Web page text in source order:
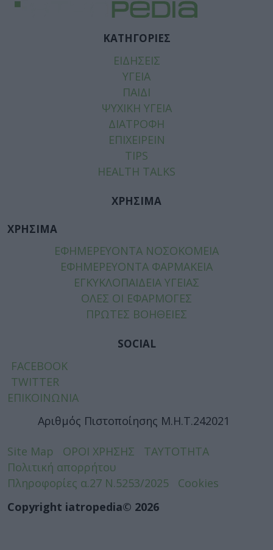
ΚΑΤΗΓΟΡΙΕΣ
ΕΙΔΗΣΕΙΣ
ΥΓΕΙΑ
ΠΑΙΔΙ
ΨΥΧΙΚΗ ΥΓΕΙΑ
ΔΙΑΤΡΟΦΗ
ΕΠΙΧΕΙΡΕΙΝ
TIPS
HEALTH TALKS
ΧΡΗΣΙΜΑ
ΧΡΗΣΙΜΑ
ΕΦΗΜΕΡΕΥΟΝΤΑ ΝΟΣΟΚΟΜΕΙΑ
ΕΦΗΜΕΡΕΥΟΝΤΑ ΦΑΡΜΑΚΕΙΑ
ΕΓΚΥΚΛΟΠΑΙΔΕΙΑ ΥΓΕΙΑΣ
ΟΛΕΣ ΟΙ ΕΦΑΡΜΟΓΕΣ
ΠΡΩΤΕΣ ΒΟΗΘΕΙΕΣ
SOCIAL
FACEBOOK
TWITTER
ΕΠΙΚΟΙΝΩΝΙΑ
Αριθμός Πιστοποίησης Μ.Η.Τ.242021
Site Map ΟΡΟΙ ΧΡΗΣΗΣ
ΤΑΥΤΟΤΗΤΑ
Πολιτική απορρήτου
Πληροφορίες α.27 Ν.5253/2025
Cookies
Copyright iatropedia© 2026